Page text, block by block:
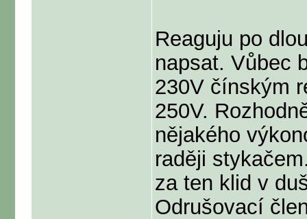
Reaguju po
napsat. Vůbec
230V čínským
250V.
nějakého
raději
za ten klid v
Odrušovací